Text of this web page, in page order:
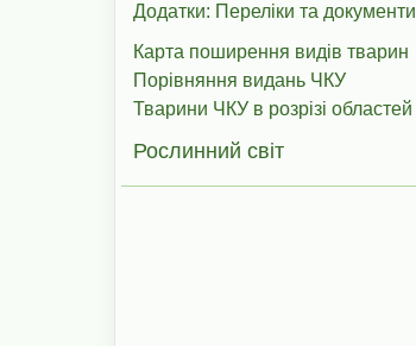
Додатки: Переліки та документи
Карта поширення видів тварин
Порівняння видань ЧКУ
Тварини ЧКУ в розрізі областей
Рослинний світ